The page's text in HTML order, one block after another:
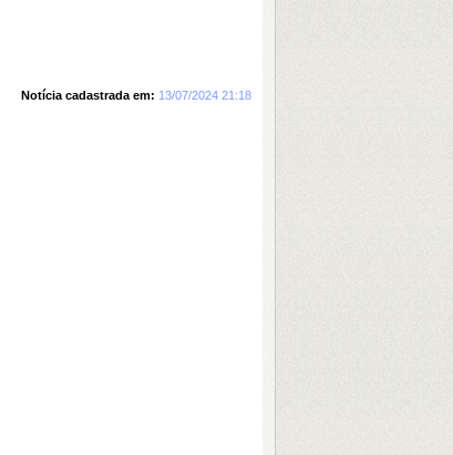
Notícia cadastrada em: 13/07/2024 21:18